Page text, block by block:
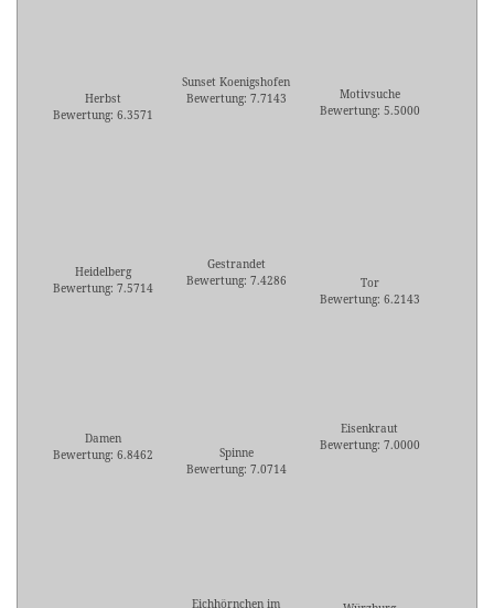
Herbst
Bewertung: 6.3571
Sunset Koenigshofen
Bewertung: 7.7143
Motivsuche
Bewertung: 5.5000
Heidelberg
Bewertung: 7.5714
Gestrandet
Bewertung: 7.4286
Tor
Bewertung: 6.2143
Damen
Bewertung: 6.8462
Spinne
Bewertung: 7.0714
Eisenkraut
Bewertung: 7.0000
Eichhörnchen im